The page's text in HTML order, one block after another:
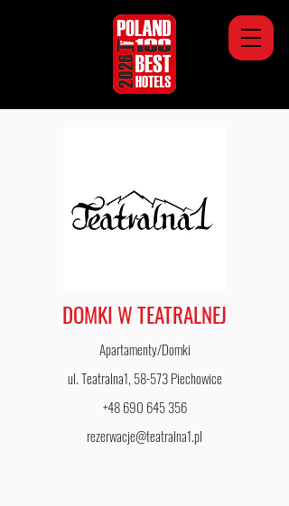
DOMKI W TEATRALNEJ
Apartamenty/Domki
ul. Teatralna1, 58-573 Piechowice
+48 690 645 356
rezerwacje@teatralna1.pl